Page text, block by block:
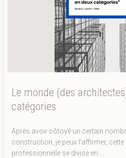
Le monde (des
catégories
Après avoir côtoyé un certain
construction, je peux l’affirmer,
professionnelle se divise en ...